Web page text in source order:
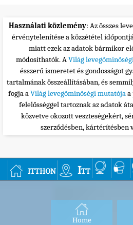
Használati közlemény: Az összes
érvénytelenítése a közzététel
miatt ezek az adatok bármikor
módosíthatók. AVilág
ésszerű ismeretet és gondosságot
tartalmának összeállításában, és
fogja aVilág levegőminőségi mutatójaa
felelősséggel tartoznak az adatok
közvetve okozott veszteségekért,
szerződésben, kártérítésben
itthon Itt
Home